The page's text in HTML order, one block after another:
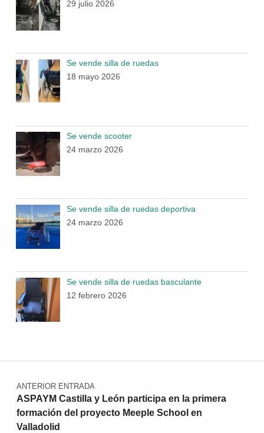
29 julio 2026
Se vende silla de ruedas
18 mayo 2026
Se vende scooter
24 marzo 2026
Se vende silla de ruedas deportiva
24 marzo 2026
Se vende silla de ruedas basculante
12 febrero 2026
Navegación de entradas
ANTERIOR ENTRADA
ASPAYM Castilla y León participa en la primera
formación del proyecto Meeple School en
Valladolid